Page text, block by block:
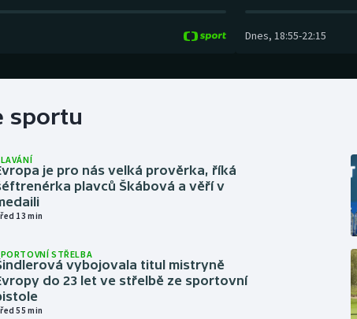
Dnes, 18:55-22:15
sportu
je pro nás velká prověrka, říká
plavců Škábová a věří v
13 min
STŘELBA
vybojovala titul mistryně
do 23 let ve střelbě ze sportovní
55 min